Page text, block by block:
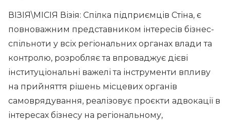
ВІЗІЯ\МІСІЯ Візія: Спілка підприємців Стіна, є
повноважним представником інтересів бізнес-
спільноти у всіх регіональних органах влади та
контролю, розробляє та впроваджує дієві
інституціональні важелі та інструменти впливу
на прийняття рішень місцевих органів
самоврядування, реалізовує проєкти адвокації в
інтересах бізнесу на регіональному,